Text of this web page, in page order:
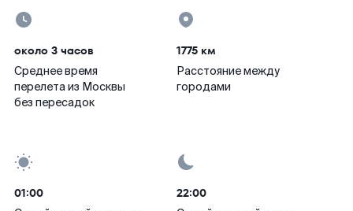
около 3 часов
Среднее время
перелета из Москвы
без пересадок
1775 км
Расстояние между
городами
01:00 22:00